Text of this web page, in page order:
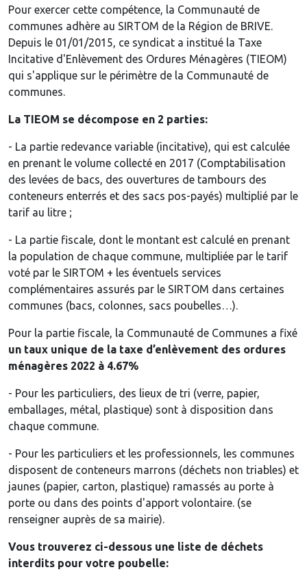
Pour exercer cette compétence, la Communauté de
communes adhère au SIRTOM de la Région de BRIVE.
Depuis le 01/01/2015, ce syndicat a institué la Taxe
Incitative d'Enlèvement des Ordures Ménagères (TIEOM)
qui s'applique sur le périmètre de la Communauté de
communes.
La TIEOM se décompose en 2 parties:
- La partie redevance variable (incitative), qui est calculée
en prenant le volume collecté en 2017 (Comptabilisation
des levées de bacs, des ouvertures de tambours des
conteneurs enterrés et des sacs pos-payés) multiplié par le
tarif au litre ;
- La partie fiscale, dont le montant est calculé en prenant
la population de chaque commune, multipliée par le tarif
voté par le SIRTOM + les éventuels services
complémentaires assurés par le SIRTOM dans certaines
communes (bacs, colonnes, sacs poubelles…).
Pour la partie fiscale, la Communauté de Communes a fixé
un taux unique de la taxe d’enlèvement des ordures
ménagères 2022 à 4.67%
- Pour les particuliers, des lieux de tri (verre, papier,
emballages, métal, plastique) sont à disposition dans
chaque commune.
- Pour les particuliers et les professionnels, les communes
disposent de conteneurs marrons (déchets non triables) et
jaunes (papier, carton, plastique) ramassés au porte à
porte ou dans des points d'apport volontaire. (se
renseigner auprès de sa mairie).
Vous trouverez ci-dessous une liste de déchets
interdits pour votre poubelle: